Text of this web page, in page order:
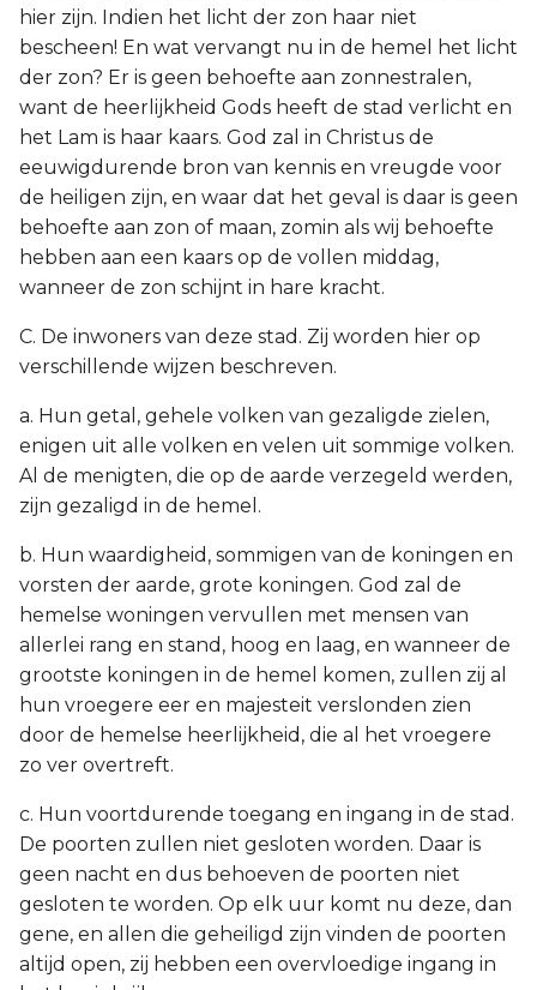
hier zijn. Indien het licht der zon haar niet
bescheen! En wat vervangt nu in de hemel het licht
der zon? Er is geen behoefte aan zonnestralen,
want de heerlijkheid Gods heeft de stad verlicht en
het Lam is haar kaars. God zal in Christus de
eeuwigdurende bron van kennis en vreugde voor
de heiligen zijn, en waar dat het geval is daar is geen
behoefte aan zon of maan, zomin als wij behoefte
hebben aan een kaars op de vollen middag,
wanneer de zon schijnt in hare kracht.
C. De inwoners van deze stad. Zij worden hier op
verschillende wijzen beschreven.
a. Hun getal, gehele volken van gezaligde zielen,
enigen uit alle volken en velen uit sommige volken.
Al de menigten, die op de aarde verzegeld werden,
zijn gezaligd in de hemel.
b. Hun waardigheid, sommigen van de koningen en
vorsten der aarde, grote koningen. God zal de
hemelse woningen vervullen met mensen van
allerlei rang en stand, hoog en laag, en wanneer de
grootste koningen in de hemel komen, zullen zij al
hun vroegere eer en majesteit verslonden zien
door de hemelse heerlijkheid, die al het vroegere
zo ver overtreft.
c. Hun voortdurende toegang en ingang in de stad.
De poorten zullen niet gesloten worden. Daar is
geen nacht en dus behoeven de poorten niet
gesloten te worden. Op elk uur komt nu deze, dan
gene, en allen die geheiligd zijn vinden de poorten
altijd open, zij hebben een overvloedige ingang in